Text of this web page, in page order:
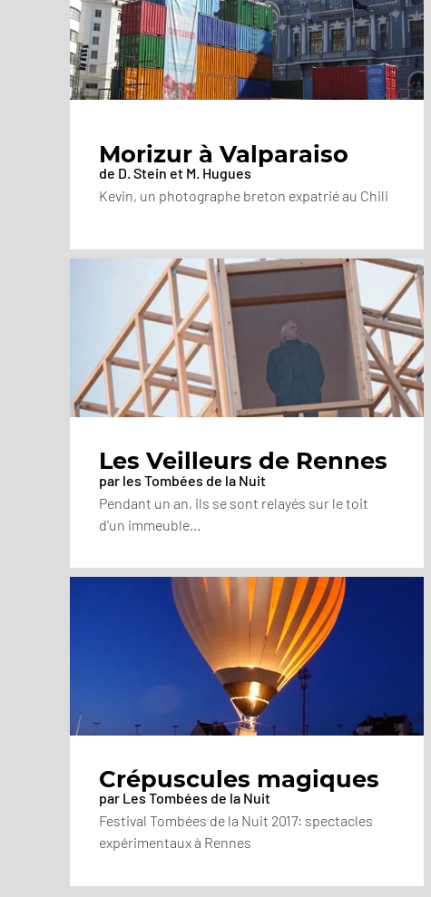
Morizur à Valparaiso
de D. Stein et M. Hugues
Kevin, un photographe breton expatrié au Chili
Les Veilleurs de Rennes
par les Tombées de la Nuit
Pendant un an, ils se sont relayés sur le toit
d'un immeuble...
Crépuscules magiques
par Les Tombées de la Nuit
Festival Tombées de la Nuit 2017: spectacles
expérimentaux à Rennes